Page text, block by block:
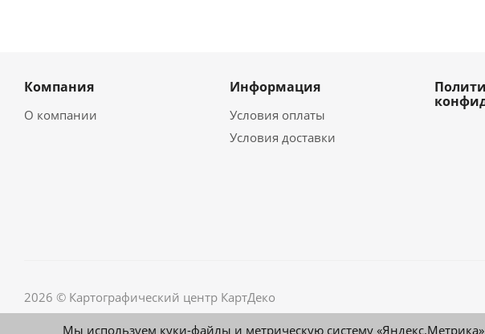
Компания
О компании
Информация
Условия оплаты
Условия доставки
2026 © Картографический центр КартДеко
Мы используем куки-файлы и метрическую систему